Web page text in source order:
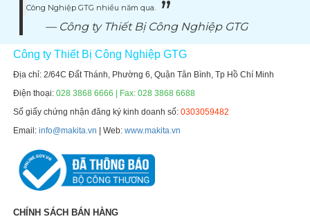
Công Nghiệp GTG nhiều năm qua.
Công ty Thiết Bị Công Nghiệp GTG
Công ty Thiết Bị Công Nghiệp GTG
Địa chỉ: 2/64C Đất Thánh, Phường 6, Quận Tân Bình, Tp Hồ Chí Minh
Điện thoại:028 3868 6666 | Fax: 028 3868 6688
Số giấy chứng nhận đăng ký kinh doanh số:0303059482
Email:info@makita.vn | Web:www.makita.vn
CHÍNH SÁCH BÁN HÀNG